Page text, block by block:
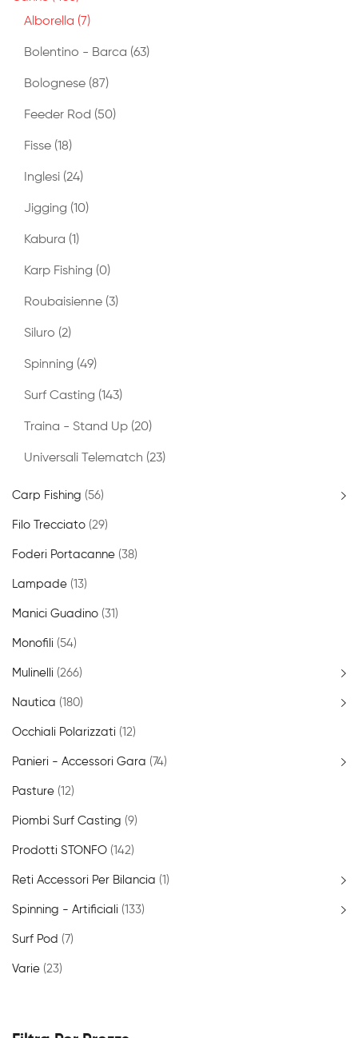
Alborella (7)
Bolentino - Barca (63)
Bolognese (87)
Feeder Rod (50)
Fisse (18)
Inglesi (24)
Jigging (10)
Kabura (1)
Karp Fishing (0)
Roubaisienne (3)
Siluro (2)
Spinning (49)
Surf Casting (143)
Traina - Stand Up (20)
Universali Telematch (23)
Carp Fishing (56)
Filo Trecciato (29)
Foderi Portacanne (38)
Lampade (13)
Manici Guadino (31)
Monofili (54)
Mulinelli (266)
Nautica (180)
Occhiali Polarizzati (12)
Panieri - Accessori Gara (74)
Pasture (12)
Piombi Surf Casting (9)
Prodotti STONFO (142)
Reti Accessori Per Bilancia (1)
Spinning - Artificiali (133)
Surf Pod (7)
Varie (23)